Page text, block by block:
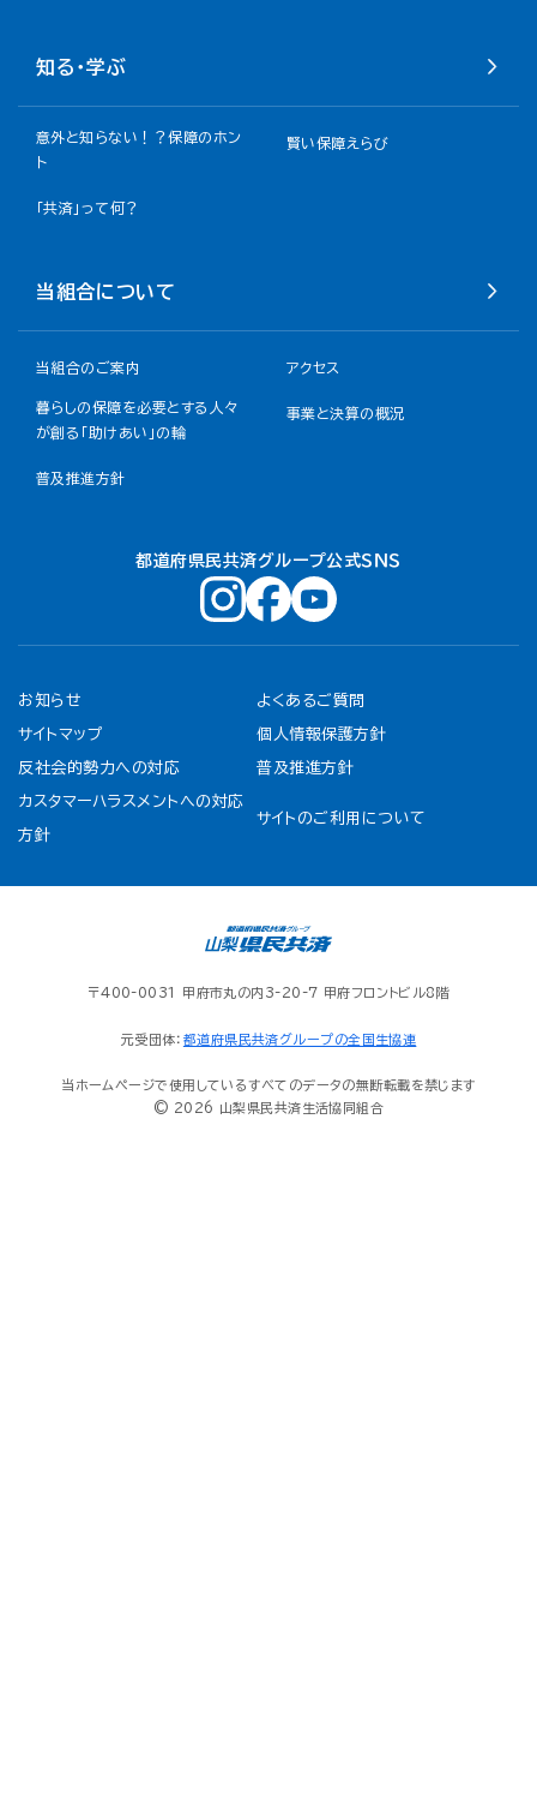
知る・学ぶ
意外と知らない！？保障のホン
ト
賢い保障えらび
「共済」って何？
当組合について
当組合のご案内 アクセス
暮らしの保障を必要とする人々
が創る「助けあい」の輪
事業と決算の概況
普及推進方針
都道府県民共済グループ公式ＳＮＳ
お知らせ よくあるご質問
サイトマップ 個人情報保護方針
反社会的勢力への対応 普及推進方針
カスタマーハラスメントへの対応
方針
サイトのご利用について
〒400-0031 甲府市丸の内3-20-7 甲府フロントビル8階
元受団体： 都道府県民共済グループの全国生協連
当ホームページで使用しているすべてのデータの無断転載を禁じます
© 2026 山梨県民共済生活協同組合